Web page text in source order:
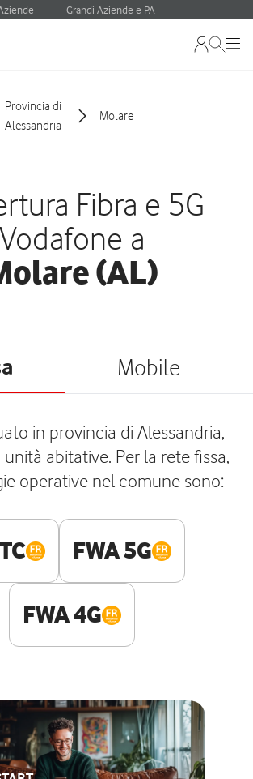
Grandi Aziende e PA
Provincia di
Alessandria
Molare
Fibra e 5G
Vodafone a
(AL)
Mobile
in provincia di Alessandria,
abitative. Per la rete fissa,
operative nel comune sono:
FWA 5G
FWA 4G